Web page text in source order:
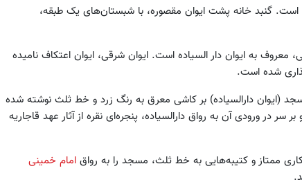
شبستان است. گنبد خانه پشت ایوان مقصوره، با شبستان‌‌های یک طبقه،
معروف به ایوان دار السیاده است. ایوان شرقی، ایوان اعتکاف نامیده
شده است.
(ایوان دارالسیاده) بر کاشی معرق به رنگ زرد و خط ثلث نوشته شده
در ورودی آن به رواق دارالسیاده، پنجره‌ای نقره از آثار عهد قاجاریه
ممتاز و کتیبه‌‌هایی به خط ثلث، مسجد را به رواق امام خمینی